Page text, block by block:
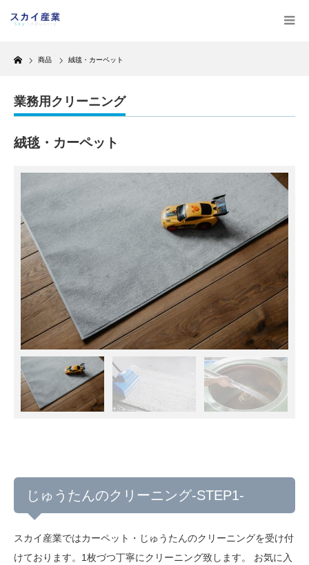
Home
商品 絨毯・カーペット
業務用クリーニング
絨毯・カーペット
じゅうたんのクリーニング-STEP1-
スカイ産業ではカーペット・じゅうたんのクリーニングを受け付
けております。1枚づつ丁寧にクリーニング致します。 お気に入